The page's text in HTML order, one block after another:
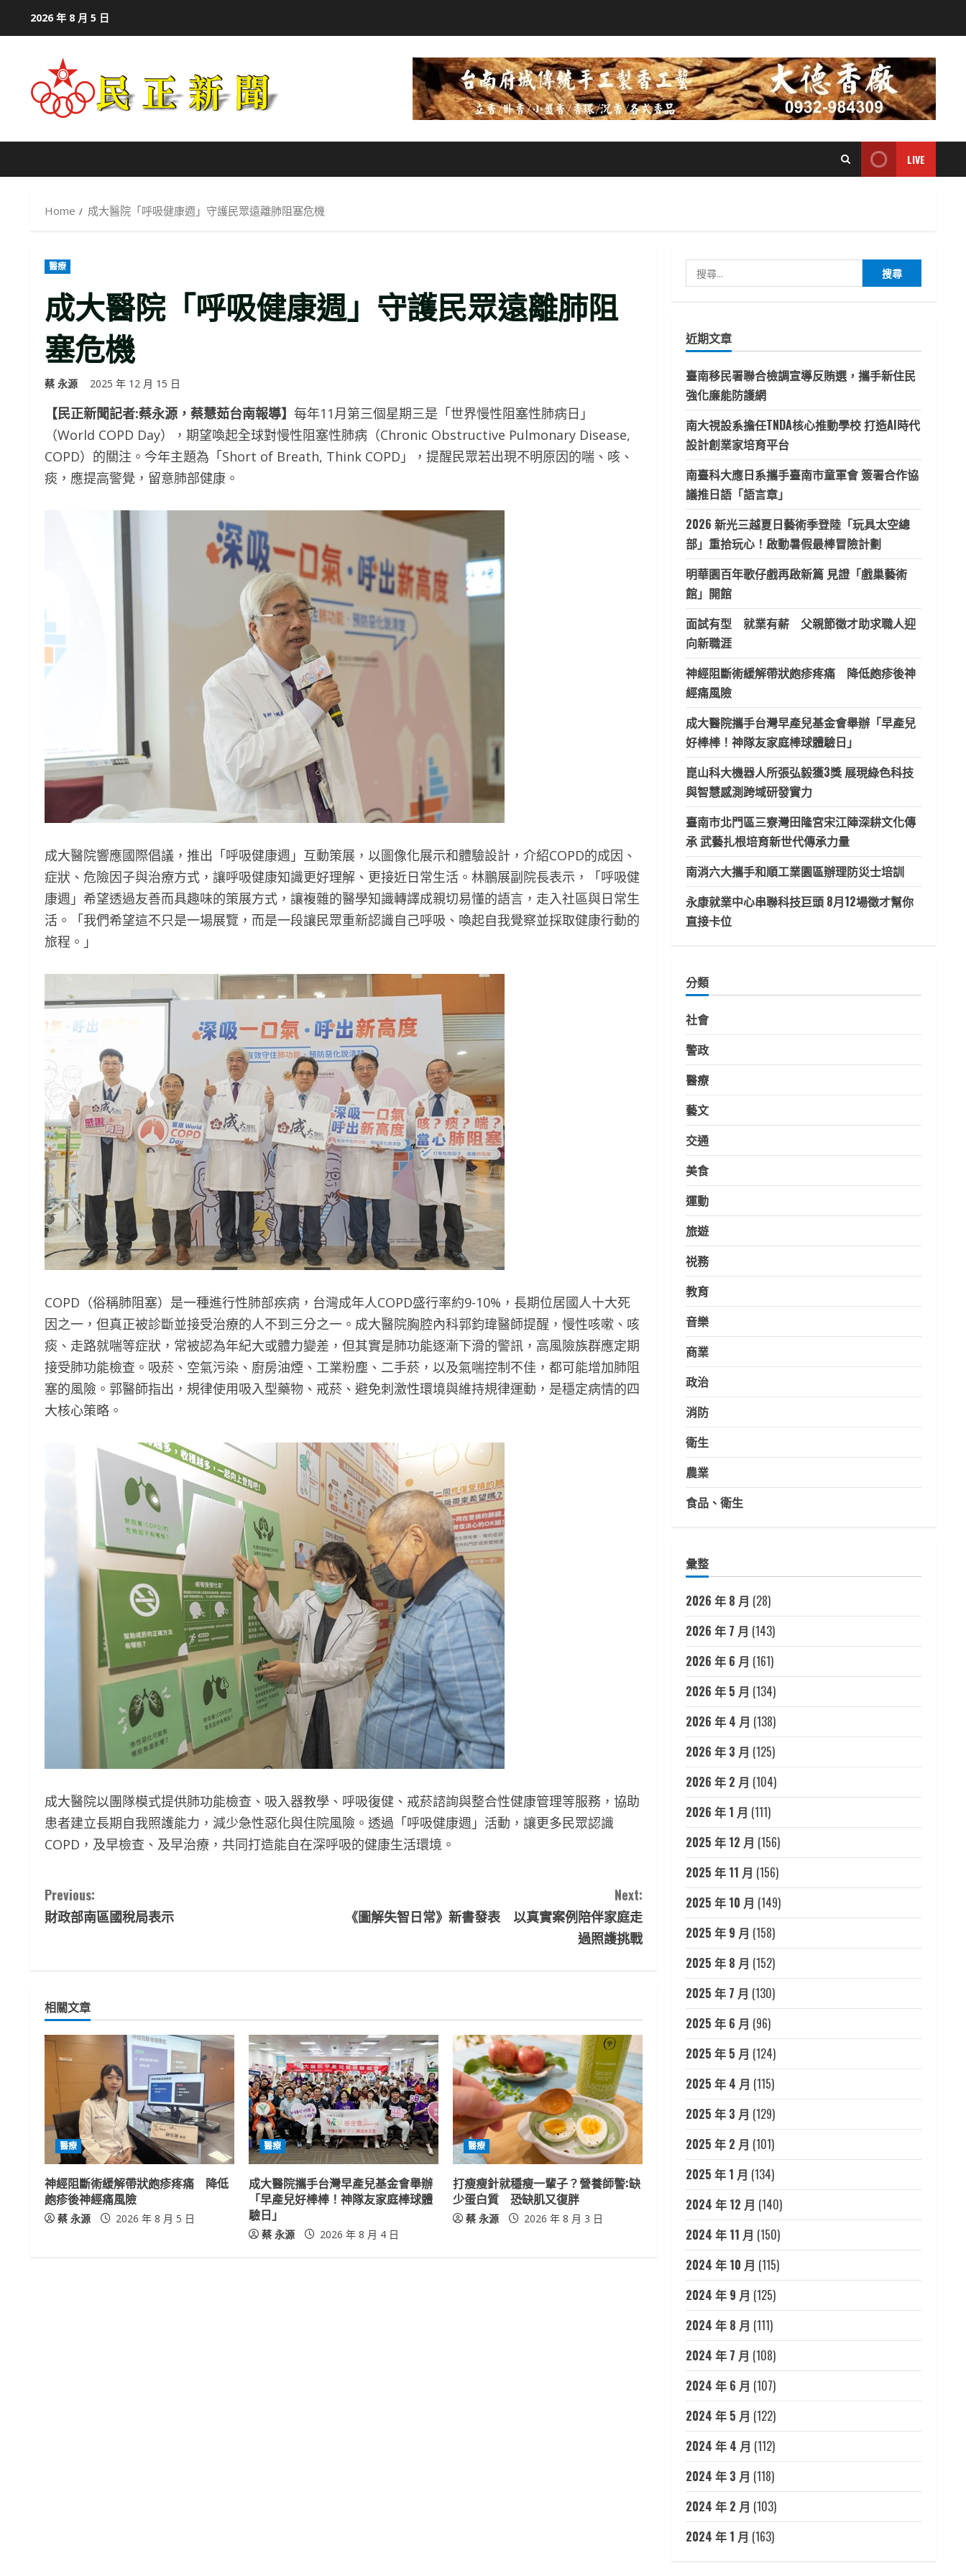
2026 年 8 月 5 日
LIVE
Home 成大醫院「呼吸健康週」守護民眾遠離肺阻塞危機
醫療
成大醫院「呼吸健康週」守護民眾遠離肺阻
塞危機
蔡 永源 2025 年 12 月 15 日
【民正新聞記者:蔡永源，蔡慧茹台南報導】 每年11月第三個星期三是「世界慢性阻塞性肺病日」
（World COPD Day），期望喚起全球對慢性阻塞性肺病（Chronic Obstructive Pulmonary Disease,
COPD）的關注。今年主題為「Short of Breath, Think COPD」，提醒民眾若出現不明原因的喘、咳、
痰，應提高警覺，留意肺部健康。
成大醫院響應國際倡議，推出「呼吸健康週」互動策展，以圖像化展示和體驗設計，介紹COPD的成因、
症狀、危險因子與治療方式，讓呼吸健康知識更好理解、更接近日常生活。林鵬展副院長表示，「呼吸健
康週」希望透過友善而具趣味的策展方式，讓複雜的醫學知識轉譯成親切易懂的語言，走入社區與日常生
活。「我們希望這不只是一場展覽，而是一段讓民眾重新認識自己呼吸、喚起自我覺察並採取健康行動的
旅程。」
COPD（俗稱肺阻塞）是一種進行性肺部疾病，台灣成年人COPD盛行率約9-10%，長期位居國人十大死
因之一，但真正被診斷並接受治療的人不到三分之一。成大醫院胸腔內科郭鈞瑋醫師提醒，慢性咳嗽、咳
痰、走路就喘等症狀，常被認為年紀大或體力變差，但其實是肺功能逐漸下滑的警訊，高風險族群應定期
接受肺功能檢查。吸菸、空氣污染、廚房油煙、工業粉塵、二手菸，以及氣喘控制不佳，都可能增加肺阻
塞的風險。郭醫師指出，規律使用吸入型藥物、戒菸、避免刺激性環境與維持規律運動，是穩定病情的四
大核心策略。
成大醫院以團隊模式提供肺功能檢查、吸入器教學、呼吸復健、戒菸諮詢與整合性健康管理等服務，協助
患者建立長期自我照護能力，減少急性惡化與住院風險。透過「呼吸健康週」活動，讓更多民眾認識
COPD，及早檢查、及早治療，共同打造能自在深呼吸的健康生活環境。
C
o
i
n
e
R
e
a
d
Previous:
財政部南區國稅局表示
Next:
《圖解失智日常》新書發表 以真實案例陪伴家庭走
過照護挑戰
相關文章
醫療
神經阻斷術緩解帶狀皰疹疼痛 降低
皰疹後神經痛風險
蔡 永源 2026 年 8 月 5 日
醫療
成大醫院攜手台灣早產兒基金會舉辦
「早產兒好棒棒！神隊友家庭棒球體
驗日」
蔡 永源 2026 年 8 月 4 日
醫療
打瘦瘦針就穩瘦一輩子？營養師警:缺
少蛋白質 恐缺肌又復胖
蔡 永源 2026 年 8 月 3 日
尋
字:
近期文章
臺南移民署聯合檢調宣導反賄選，攜手新住民
強化廉能防護網
南大視設系擔任TNDA核心推動學校 打造AI時代
設計創業家培育平台
南臺科大應日系攜手臺南市童軍會 簽署合作協
議推日語「語言章」
2026 新光三越夏日藝術季登陸「玩具太空總
部」重拾玩心！啟動暑假最棒冒險計劃
明華園百年歌仔戲再啟新篇 見證「戲巢藝術
館」開館
面試有型 就業有薪 父親節徵才助求職人迎
向新職涯
神經阻斷術緩解帶狀皰疹疼痛 降低皰疹後神
經痛風險
成大醫院攜手台灣早產兒基金會舉辦「早產兒
好棒棒！神隊友家庭棒球體驗日」
崑山科大機器人所張弘毅獲3獎 展現綠色科技
與智慧感測跨域研發實力
臺南市北門區三寮灣田隆宮宋江陣深耕文化傳
承 武藝扎根培育新世代傳承力量
南消六大攜手和順工業園區辦理防災士培訓
永康就業中心串聯科技巨頭 8月12場徵才幫你
直接卡位
分類
社會
警政
醫療
藝文
交通
美食
運動
旅遊
祱務
教育
音樂
商業
政治
消防
衛生
農業
食品、衛生
彙整
2026 年 8 月 (28)
2026 年 7 月 (143)
2026 年 6 月 (161)
2026 年 5 月 (134)
2026 年 4 月 (138)
2026 年 3 月 (125)
2026 年 2 月 (104)
2026 年 1 月 (111)
2025 年 12 月 (156)
2025 年 11 月 (156)
2025 年 10 月 (149)
2025 年 9 月 (158)
2025 年 8 月 (152)
2025 年 7 月 (130)
2025 年 6 月 (96)
2025 年 5 月 (124)
2025 年 4 月 (115)
2025 年 3 月 (129)
2025 年 2 月 (101)
2025 年 1 月 (134)
2024 年 12 月 (140)
2024 年 11 月 (150)
2024 年 10 月 (115)
2024 年 9 月 (125)
2024 年 8 月 (111)
2024 年 7 月 (108)
2024 年 6 月 (107)
2024 年 5 月 (122)
2024 年 4 月 (112)
2024 年 3 月 (118)
2024 年 2 月 (103)
2024 年 1 月 (163)